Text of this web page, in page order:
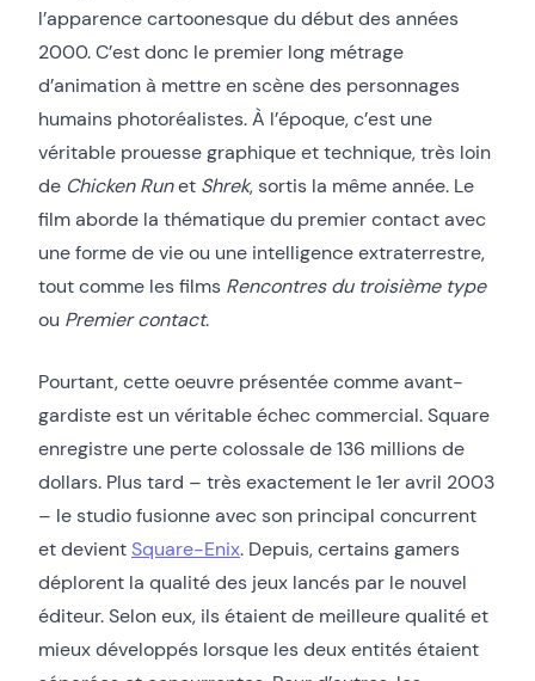
l’apparence cartoonesque du début des années
2000. C’est donc le premier long métrage
d’animation à mettre en scène des personnages
humains photoréalistes. À l’époque, c’est une
véritable prouesse graphique et technique, très loin
de Chicken Runet Shrek, sortis la même année. Le
film aborde la thématique du premier contact avec
une forme de vie ou une intelligence extraterrestre,
tout comme les films Rencontres du troisième type
ou Premier contact.
Pourtant, cette oeuvre présentée comme avant-
gardiste est un véritable échec commercial. Square
enregistre une perte colossale de 136 millions de
dollars. Plus tard – très exactement le 1er avril 2003
– le studio fusionne avec son principal concurrent
et devient Square-Enix. Depuis, certains gamers
déplorent la qualité des jeux lancés par le nouvel
éditeur. Selon eux, ils étaient de meilleure qualité et
mieux développés lorsque les deux entités étaient